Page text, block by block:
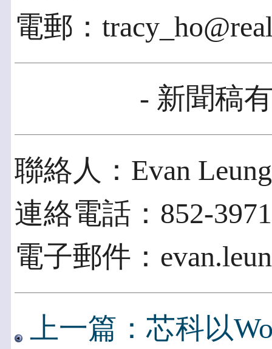
電郵：
- 新聞稿
聯絡人：Evan Leung
連絡電話：852-
電子郵件：
上一篇：芯科以